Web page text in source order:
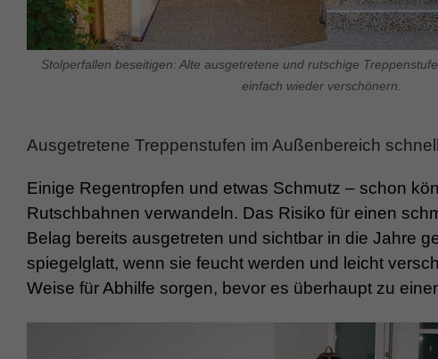
Stolperfallen beseitigen: Alte ausgetretene und rutschige
einfach wieder verschönern.
Ausgetretene Treppenstufen im Außenbereich
Einige Regentropfen und etwas Schmutz – schon
Rutschbahnen verwandeln. Das Risiko für einen
Belag bereits ausgetreten und sichtbar in die Jahre
spiegelglatt, wenn sie feucht werden und leicht
Weise für Abhilfe sorgen, bevor es überhaupt zu